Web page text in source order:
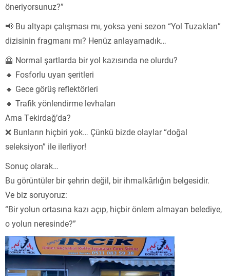
öneriyorsunuz?”
📢 Bu altyapı çalışması mı, yoksa yeni sezon “Yol Tuzakları”
dizisinin fragmanı mı? Henüz anlayamadık…
🦺 Normal şartlarda bir yol kazısında ne olurdu?
🔸 Fosforlu uyarı şeritleri
🔸 Gece görüş reflektörleri
🔸 Trafik yönlendirme levhaları
Ama Tekirdağ’da?
❌ Bunların hiçbiri yok… Çünkü bizde olaylar “doğal
seleksiyon” ile ilerliyor!
Sonuç olarak…
Bu görüntüler bir şehrin değil, bir ihmalkârlığın belgesidir.
Ve biz soruyoruz:
“Bir yolun ortasına kazı açıp, hiçbir önlem almayan belediye,
o yolun neresinde?”